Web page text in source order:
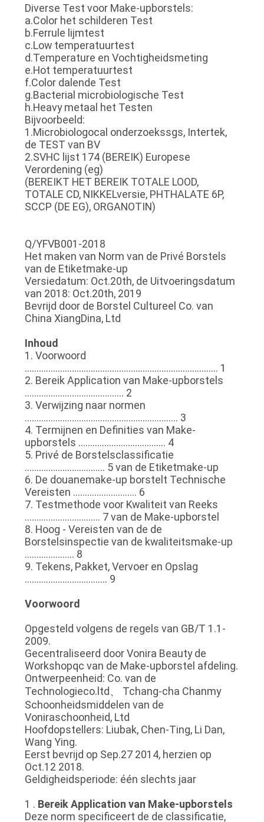
Diverse Test voor Make-upborstels:
a.Color het schilderen Test
b.Ferrule lijmtest
c.Low temperatuurtest
d.Temperature en Vochtigheidsmeting
e.Hot temperatuurtest
f.Color dalende Test
g.Bacterial microbiologische Test
h.Heavy metaal het Testen
Bijvoorbeeld:
1.Microbiologocal onderzoekssgs, Intertek,
de TEST van BV
2.SVHC lijst 174 (BEREIK) Europese
Verordening (eg)
(BEREIKT HET BEREIK TOTALE LOOD,
TOTALE CD, NIKKELversie, PHTHALATE 6P,
SCCP (DE EG), ORGANOTIN)
Q/YFVB001-2018
Het maken van Norm van de Privé Borstels
van de Etiketmake-up
Versiedatum: Oct.20th, de Uitvoeringsdatum
van 2018: Oct.20th, 2019
Bevrijd door de Borstel Cultureel Co. van
China XiangDina, Ltd
Inhoud
1. Voorwoord
.................................................................................. 1
2. Bereik Application van Make-upborstels
.......................................... 2
3. Verwijzing naar normen
................................................................. 3
4. Termijnen en Definities van Make-
upborstels ..................................... 4
5. Privé de Borstelsclassificatie
.................................. 5 van de Etiketmake-up
6. De douanemake-up borstelt Technische
Vereisten ........................... 6
7. Testmethode voor Kwaliteit van Reeks
................................ 7 van de Make-upborstel
8. Hoog - Vereisten van de de
Borstelsinspectie van de kwaliteitsmake-up
..................... 8
9. Tekens, Pakket, Vervoer en Opslag
................................... 9
Voorwoord
Opgesteld volgens de regels van GB/T 1.1-
2009.
Gecentraliseerd door Vonira Beauty de
Workshopqc van de Make-upborstel afdeling.
Ontwerpeenheid: Co. van de
Technologieco.ltd、 Tchang-cha Chanmy
Schoonheidsmiddelen van de
Voniraschoonheid, Ltd
Hoofdopstellers: Liubak, Chen-Ting, Li Dan,
Wang Ying.
Eerst bevrijd op Sep.27 2014, herzien op
Oct.12 2018.
Geldigheidsperiode: één slechts jaar
1 . Bereik Application van Make-upborstels
Deze norm specificeert de de classificatie,